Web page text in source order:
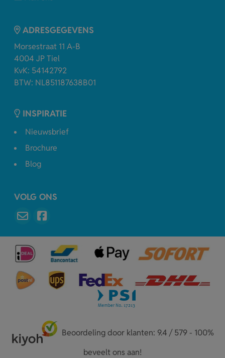
ADRESGEGEVENS
Morsestraat 11 A-B
4004 JP Tiel
KvK: 54142792
BTW: NL851187638B01
INSPIRATIE
Nieuwsbrief
Brochure
Blog
VOLG ONS
Beoordeling door klanten: 9.4 / 579 - 100%
beveelt ons aan!